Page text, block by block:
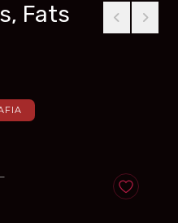
Fats
Anadir a